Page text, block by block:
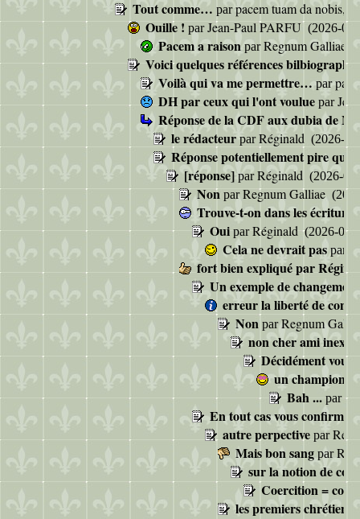
Tout comme… parpacem tuam da nobis,
Ouille ! parJean-Paul PARFU (2026-
Pacem a raisonparRegnum Galliae
Voici quelques références
Voilà qui va me permettre… par
DH par ceux qui l'ont voulue par
Réponse de la CDF aux dubia de
le rédacteur parRéginald (2026-
Réponse potentiellement pire que
[réponse] parRéginald (2026-
Non parRegnum Galliae
Trouve-t-on dans les écritures
Oui parRéginald(2026-06-
Cela ne devrait pas par
fort bien expliqué par
Un exemple de
erreur la liberté de
Non parRegnum
non cher ami
Décidément vous
un champion
Bah ... par
En tout cas vous
autre perpective par
Mais bon sang par
sur la notion de
Coercition =
les premiers chrétiens